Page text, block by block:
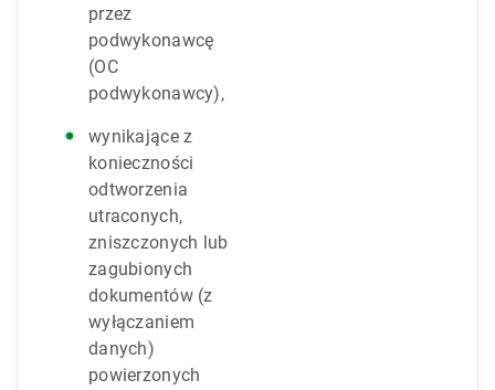
przez
podwykonawcę
(OC
podwykonawcy),
wynikające z
konieczności
odtworzenia
utraconych,
zniszczonych lub
zagubionych
dokumentów (z
wyłączaniem
danych)
powierzonych